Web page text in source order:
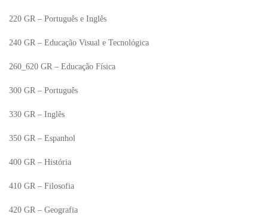
220 GR – Português e Inglês
240 GR – Educação Visual e Tecnológica
260_620 GR – Educação Física
300 GR – Português
330 GR – Inglês
350 GR – Espanhol
400 GR – História
410 GR – Filosofia
420 GR – Geografia